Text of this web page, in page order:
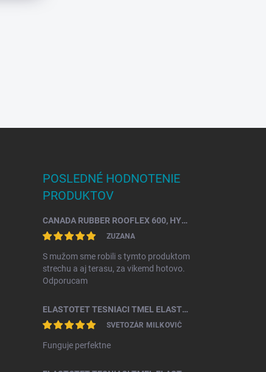
POSLEDNÉ HODNOTENIE
PRODUKTOV
CANADA RUBBER ROOFLEX 600, HYDROIZOLÁCIA STRECHY SO ŽIVOTNOSŤOU AŽ 25 ROKOV
ZUZANA
S mužom sme robili s tymto produktom
strechu a aj terasu, za vikemd hotovo.
Odporucam
ELASTOTET TESNIACI TMEL ELASTOTAN
SVETOZÁR MILKOVIČ
Funguje perfektne